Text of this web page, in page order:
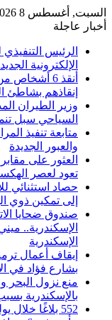
السبت, أغسطس 8 2026
أخبار عاجلة
الرئيس التنفيذي
الإلكترونية
أنقذ 6
إنقاذهم بشاطئ
وزير الطيران
السياحي سبل
متابعة تنفيذ
والعبور الجديدة
العثور على
تعود لعصر
حصاد استثنائي
إلى تمكين ذوي
صندوق ضحايا
الإسكندرية..
الإسكندرية
إيقاف أعمال
بشارع فؤاد في
منع نزول البحر
بالإسكندرية
552 بلاغًا